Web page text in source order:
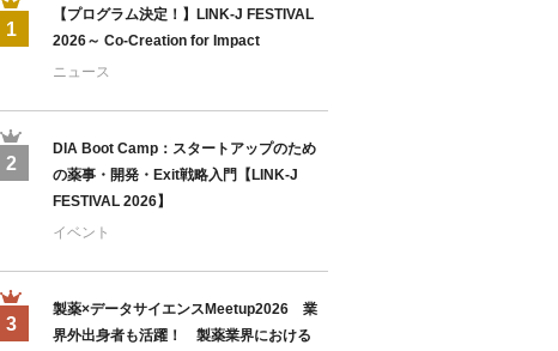
1
【プログラム決定！】LINK-J FESTIVAL
2026～ Co-Creation for Impact
ニュース
2
DIA Boot Camp：スタートアップのため
の薬事・開発・Exit戦略入門【LINK-J
FESTIVAL 2026】
イベント
3
製薬×データサイエンスMeetup2026 業
界外出身者も活躍！ 製薬業界における